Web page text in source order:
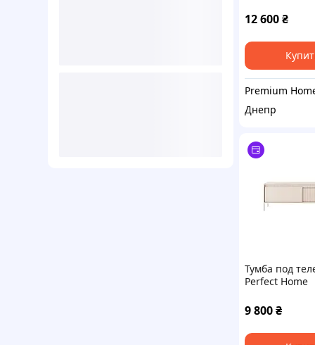
с черными
2D/163 Беж
091183)
12 600₴
Днепр
Тумба под
Perfect Home
Сенсо/Senso
2D/153 Беж
9 800₴